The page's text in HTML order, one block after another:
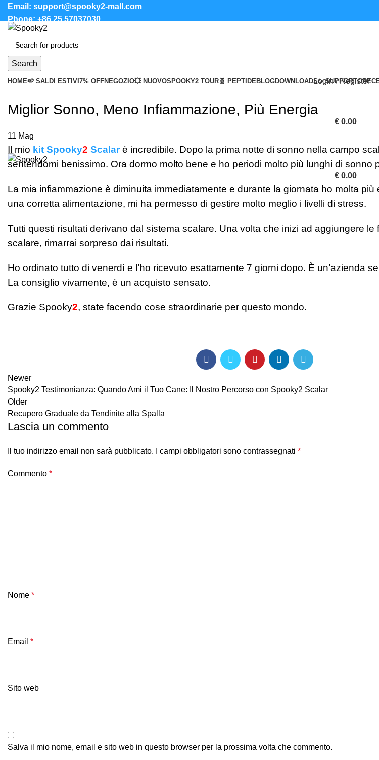
Email: support@spooky2-mall.com
Phone: +86 25 57037030
Search
Login / Register
€0.00
€0.00
HOME🍉 SALDI ESTIVI 7% OFFNEGOZIO💥 NUOVOSPOOKY2 TOUR 🧬 PEPTIDEBLOGDOWNLOADS✨ SUPPORTO
Miglior Sonno, Meno Infiammazione, Più Energia
11 Mag
Il mio kit Spooky2 Scalarè incredibile. Dopo la prima notte di sonno nella campo
sentendomi benissimo. Ora dormo molto bene e ho periodi molto più lunghi di sonno
La mia infiammazione è diminuita immediatamente e durante la giornata ho molta più
una corretta alimentazione, mi ha permesso di gestire molto meglio i livelli di stress.
Tutti questi risultati derivano dal sistema scalare. Una volta che inizi ad aggiungere le
scalare, rimarrai sorpreso dai risultati.
Ho ordinato tutto di venerdì e l’ho ricevuto esattamente 7 giorni dopo. È un’azienda
La consiglio vivamente, è un acquisto sensato.
Grazie Spooky2, state facendo cose straordinarie per questo mondo.
Newer
Spooky2 Testimonianza: Quando Ami il Tuo Cane: Il Nostro Percorso con Spooky2 Scalar
Older
Recupero Graduale da Tendinite alla Spalla
Lascia un commento
Il tuo indirizzo email non sarà pubblicato. I campi obbligatori sono contrassegnati *
Commento *
Nome *
Email *
Sito web
Salva il mio nome, email e sito web in questo browser per la prossima volta che commento.